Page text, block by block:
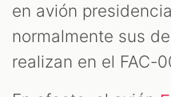
en avión
normalmente sus
realizan en el FAC-